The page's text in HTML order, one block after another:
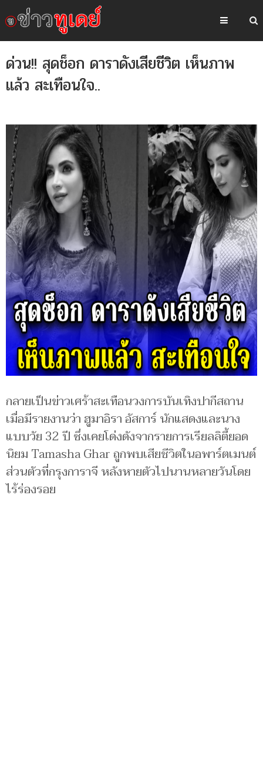
ด่วน!! สุดช็อก ดาราดังเสียชีวิต เห็นภาพ
แล้ว สะเทือนใจ..
กลายเป็นข่าวเศร้าสะเทือนวงการบันเทิงปากีสถาน
เมื่อมีรายงานว่า ฮูมาอิรา อัสการ์ นักแสดงและนาง
แบบวัย 32 ปี ซึ่งเคยโด่งดังจากรายการเรียลลิตี้ยอด
นิยม Tamasha Ghar ถูกพบเสียชีวิตในอพาร์ตเมนต์
ส่วนตัวที่กรุงการาจี หลังหายตัวไปนานหลายวันโดย
ไร้ร่องรอย